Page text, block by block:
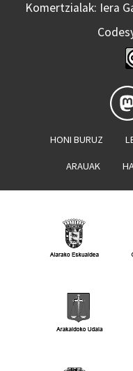
Komertzialak: Iera
HONI BURUZ
ARAUAK